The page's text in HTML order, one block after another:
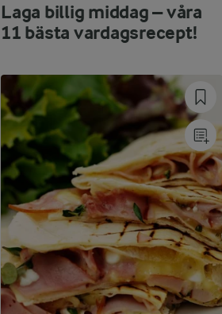
Laga billig middag – våra
11 bästa vardagsrecept!